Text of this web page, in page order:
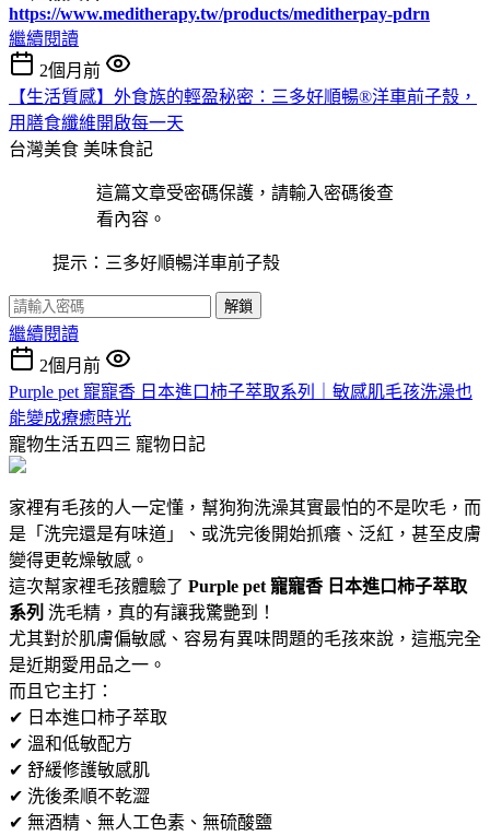
https://www.meditherapy.tw/products/meditherpay-pdrn
繼續閱讀
2個月前
【生活質感】外食族的輕盈秘密：三多好順暢®洋車前子殼，
用膳食纖維開啟每一天
台灣美食 美味食記
這篇文章受密碼保護，請輸入密碼後查
看內容。
提示：三多好順暢洋車前子殼
解鎖
繼續閱讀
2個月前
Purple pet 寵寵香 日本進口柿子萃取系列｜敏感肌毛孩洗澡也
能變成療癒時光
寵物生活五四三 寵物日記
家裡有毛孩的人一定懂，幫狗狗洗澡其實最怕的不是吹毛，而
是「洗完還是有味道」、或洗完後開始抓癢、泛紅，甚至皮膚
變得更乾燥敏感。
這次幫家裡毛孩體驗了 Purple pet 寵寵香 日本進口柿子萃取
系列 洗毛精，真的有讓我驚艷到！
尤其對於肌膚偏敏感、容易有異味問題的毛孩來說，這瓶完全
是近期愛用品之一。
而且它主打：
✔ 日本進口柿子萃取
✔ 溫和低敏配方
✔ 舒緩修護敏感肌
✔ 洗後柔順不乾澀
✔ 無酒精、無人工色素、無硫酸鹽